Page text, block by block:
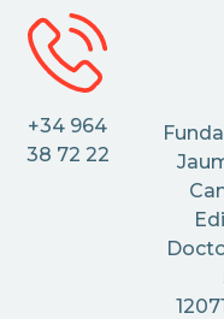
+34 964
38 72 22